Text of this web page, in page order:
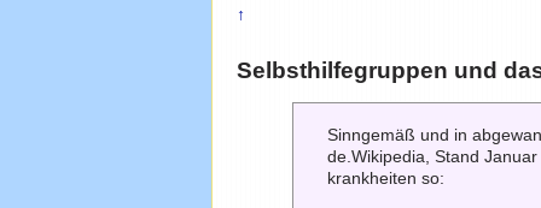
↑
Selbsthilfegruppen und
Sinngemäß und in
de.Wikipedia, Stand
krankheiten so: